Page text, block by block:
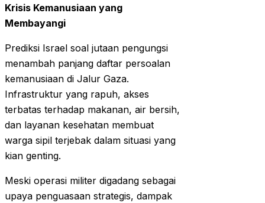
Krisis Kemanusiaan yang
Membayangi
Prediksi Israel soal jutaan pengungsi
menambah panjang daftar persoalan
kemanusiaan di Jalur Gaza.
Infrastruktur yang rapuh, akses
terbatas terhadap makanan, air bersih,
dan layanan kesehatan membuat
warga sipil terjebak dalam situasi yang
kian genting.
Meski operasi militer digadang sebagai
upaya penguasaan strategis, dampak